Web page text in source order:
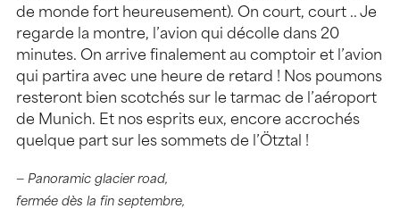
de monde fort heureusement). On court, court .. Je
regarde la montre, l’avion qui décolle dans 20
minutes. On arrive finalement au comptoir et l’avion
qui partira avec une heure de retard ! Nos poumons
resteront bien scotchés sur le tarmac de l’aéroport
de Munich. Et nos esprits eux, encore accrochés
quelque part sur les sommets de l’Ötztal !
— Panoramic glacier road,
fermée dès la fin septembre,